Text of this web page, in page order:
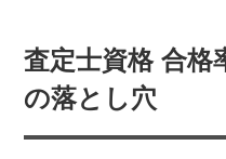
査定士資格 合格
の落とし穴